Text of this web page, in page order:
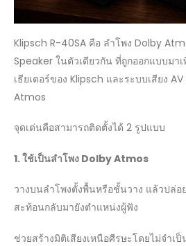
Klipsch R-40SA คือ ลำโพง Dolby
Speaker ในตัวเดียวกัน ที่ถูกออกแบบมา
เธียเตอร์ของ Klipsch และระบบเสียง
Atmos
จุดเด่นคือสามารถติดตั้งได้ 2 รูปแบบ
1. ใช้เป็นลำโพง Dolby Atmos
วางบนลำโพงตั้งพื้นหรือชั้นวาง แล้วปล่อ
สะท้อนกลับมายังตำแหน่งผู้ฟัง
ช่วยสร้างมิติเสียงเหนือศีรษะโดยไม่จำเ